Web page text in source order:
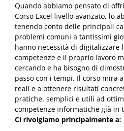
Quando abbiamo pensato di
Corso Excel livello avanzato, lo
tenendo conto delle principali
problemi comuni a tantissimi
hanno necessità di digitalizzare
competenze e il proprio lavoro
cercando e ha bisogno di
passo con i tempi. Il corso mira
reali e a ottenere risultati
pratiche, semplici e utili ad
competenze informatiche già in
Ci rivolgiamo principalmente a: